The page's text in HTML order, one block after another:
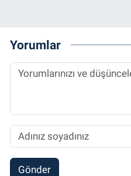
Yorumlar
Gönder